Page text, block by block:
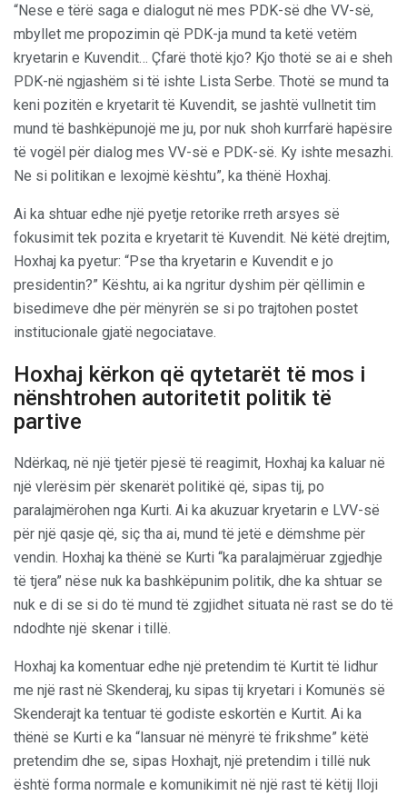
“Nese e tërë saga e dialogut në mes PDK-së dhe VV-së,
mbyllet me propozimin që PDK-ja mund ta ketë vetëm
kryetarin e Kuvendit… Çfarë thotë kjo? Kjo thotë se ai e sheh
PDK-në ngjashëm si të ishte Lista Serbe. Thotë se mund ta
keni pozitën e kryetarit të Kuvendit, se jashtë vullnetit tim
mund të bashkëpunojë me ju, por nuk shoh kurrfarë hapësire
të vogël për dialog mes VV-së e PDK-së. Ky ishte mesazhi.
Ne si politikan e lexojmë kështu”, ka thënë Hoxhaj.
Ai ka shtuar edhe një pyetje retorike rreth arsyes së
fokusimit tek pozita e kryetarit të Kuvendit. Në këtë drejtim,
Hoxhaj ka pyetur: “Pse tha kryetarin e Kuvendit e jo
presidentin?” Kështu, ai ka ngritur dyshim për qëllimin e
bisedimeve dhe për mënyrën se si po trajtohen postet
institucionale gjatë negociatave.
Hoxhaj kërkon që qytetarët të mos i
nënshtrohen autoritetit politik të
partive
Ndërkaq, në një tjetër pjesë të reagimit, Hoxhaj ka kaluar në
një vlerësim për skenarët politikë që, sipas tij, po
paralajmërohen nga Kurti. Ai ka akuzuar kryetarin e LVV-së
për një qasje që, siç tha ai, mund të jetë e dëmshme për
vendin. Hoxhaj ka thënë se Kurti “ka paralajmëruar zgjedhje
të tjera” nëse nuk ka bashkëpunim politik, dhe ka shtuar se
nuk e di se si do të mund të zgjidhet situata në rast se do të
ndodhte një skenar i tillë.
Hoxhaj ka komentuar edhe një pretendim të Kurtit të lidhur
me një rast në Skenderaj, ku sipas tij kryetari i Komunës së
Skenderajt ka tentuar të godiste eskortën e Kurtit. Ai ka
thënë se Kurti e ka “lansuar në mënyrë të frikshme” këtë
pretendim dhe se, sipas Hoxhajt, një pretendim i tillë nuk
është forma normale e komunikimit në një rast të këtij lloji